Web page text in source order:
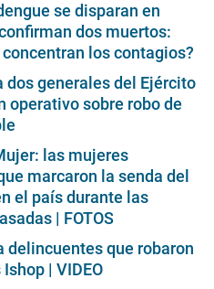
se disparan en
dos muertos:
los contagios?
dos generales del Ejército
operativo sobre robo de
las mujeres
marcaron la senda del
el país durante las
| FOTOS
delincuentes que robaron
| VIDEO